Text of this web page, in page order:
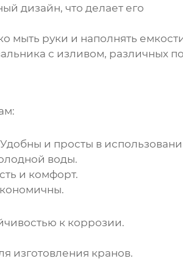
дизайн, что делает его
мыть руки и наполнять
с изливом, различных по
и просты в
воды.
и комфорт.
к коррозии.
изготовления кранов.